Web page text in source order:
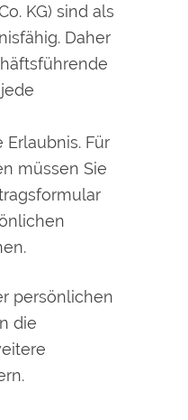
KG) sind als
Daher
Für
müssen Sie
persönlichen
die